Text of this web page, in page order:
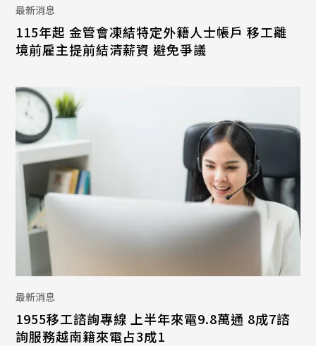
最新消息
115年起 金管會凍結特定外籍人士帳戶 移工離
境前雇主提前結清薪資 避免爭議
最新消息
1955移工諮詢專線 上半年來電9.8萬通 8成7諮
詢服務越南籍來電占3成1